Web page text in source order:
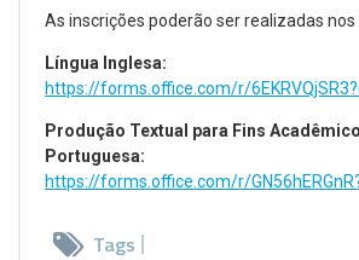
As inscrições poderão ser realizadas nos
Língua Inglesa:
https://forms.office.com/r/
Produção Textual para Fins
Portuguesa:
https://forms.office.com/r/
Tags